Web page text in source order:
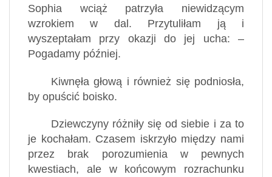
Sophia wciąż patrzyła niewidzącym
wzrokiem w dal. Przytuliłam ją i
wyszeptałam przy okazji do jej ucha: –
Pogadamy później.
Kiwnęła głową i również się podniosła,
by opuścić boisko.
Dziewczyny różniły się od siebie i za to
je kochałam. Czasem iskrzyło między nami
przez brak porozumienia w pewnych
kwestiach, ale w końcowym rozrachunku